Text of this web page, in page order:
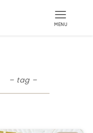
MENU
– tag –